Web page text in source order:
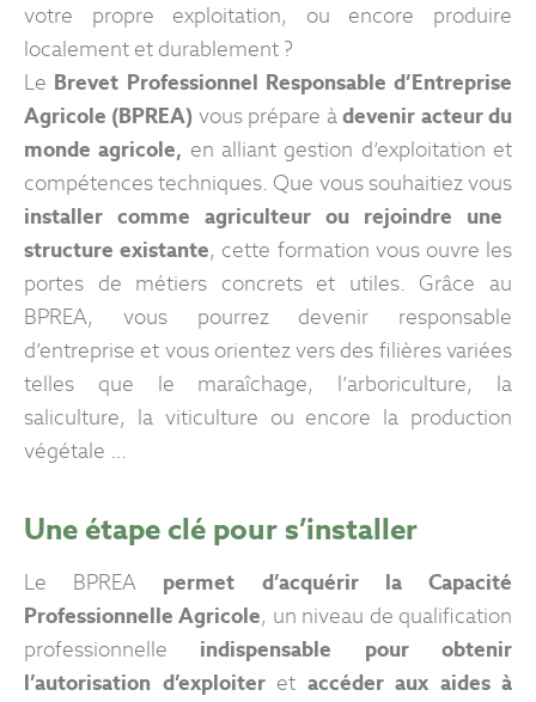
votre propre exploitation, ou encore produire
localement et durablement ?
Le Brevet Professionnel Responsable d’Entreprise
Agricole (BPREA) vous prépare àdevenir acteur du
monde agricole, en alliant gestion d’exploitation et
compétences techniques. Que vous souhaitiez vous
installer comme agriculteur ou rejoindre une
structure existante, cette formation vous ouvre les
portes de métiers concrets et utiles. Grâce au
BPREA, vous pourrez devenir responsable
d’entreprise et vous orientez vers des filières variées
telles que le maraîchage, l’arboriculture, la
saliculture, la viticulture ou encore la production
végétale …
Une étape clé pour s’installer
Le BPREA permet d’acquérir la Capacité
Professionnelle Agricole, un niveau de qualification
professionnelle indispensable pour obtenir
l’autorisation d’exploiteret accéder aux aides à